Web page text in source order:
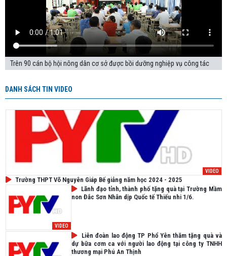
Trên 90 cán bộ hội nông dân cơ sở được bồi dưỡng nghiệp vụ công tác
DANH SÁCH TIN VIDEO
VIDEO
Trường THPT Võ Nguyên Giáp Bế giảng năm học 2024 - 2025
VIDEO
Lãnh đạo tỉnh, thành phố tặng quà tại Trường Mầm
non Đắc Sơn Nhân dịp Quốc tế Thiếu nhi 1/6.
Liên đoàn lao động TP Phổ Yên thăm tặng quà và
dự bữa cơm ca với người lao động tại công ty TNHH
thương mại Phú An Thịnh